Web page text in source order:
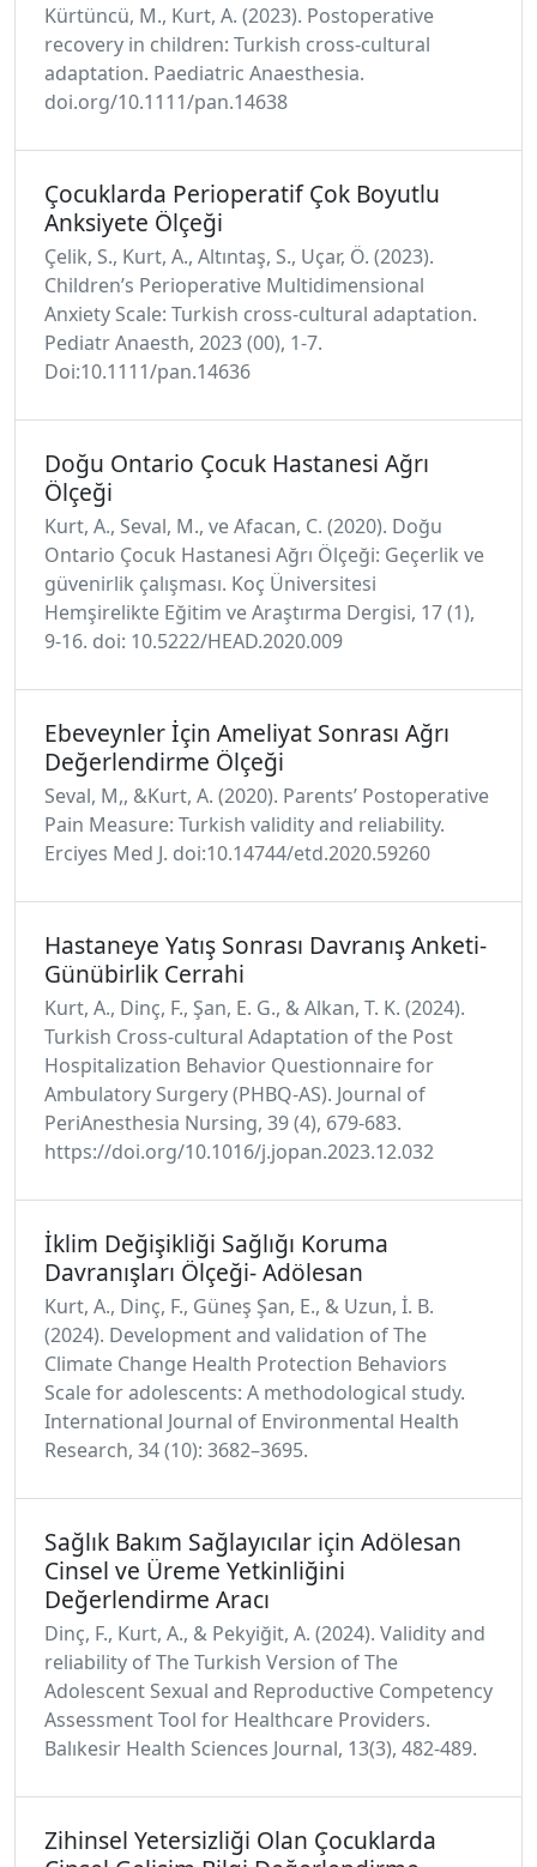
Kürtüncü, M., Kurt, A. (2023). Postoperative
recovery in children: Turkish cross-cultural
adaptation. Paediatric Anaesthesia.
doi.org/10.1111/pan.14638
Çocuklarda Perioperatif Çok Boyutlu
Anksiyete Ölçeği
Çelik, S., Kurt, A., Altıntaş, S., Uçar, Ö. (2023).
Children’s Perioperative Multidimensional
Anxiety Scale: Turkish cross-cultural adaptation.
Pediatr Anaesth, 2023 (00), 1-7.
Doi:10.1111/pan.14636
Doğu Ontario Çocuk Hastanesi Ağrı
Ölçeği
Kurt, A., Seval, M., ve Afacan, C. (2020). Doğu
Ontario Çocuk Hastanesi Ağrı Ölçeği: Geçerlik ve
güvenirlik çalışması. Koç Üniversitesi
Hemşirelikte Eğitim ve Araştırma Dergisi, 17 (1),
9-16. doi: 10.5222/HEAD.2020.009
Ebeveynler İçin Ameliyat Sonrası Ağrı
Değerlendirme Ölçeği
Seval, M,, &Kurt, A. (2020). Parents’ Postoperative
Pain Measure: Turkish validity and reliability.
Erciyes Med J. doi:10.14744/etd.2020.59260
Hastaneye Yatış Sonrası Davranış Anketi-
Günübirlik Cerrahi
Kurt, A., Dinç, F., Şan, E. G., & Alkan, T. K. (2024).
Turkish Cross-cultural Adaptation of the Post
Hospitalization Behavior Questionnaire for
Ambulatory Surgery (PHBQ-AS). Journal of
PeriAnesthesia Nursing, 39 (4), 679-683.
https://doi.org/10.1016/j.jopan.2023.12.032
İklim Değişikliği Sağlığı Koruma
Davranışları Ölçeği- Adölesan
Kurt, A., Dinç, F., Güneş Şan, E., & Uzun, İ. B.
(2024). Development and validation of The
Climate Change Health Protection Behaviors
Scale for adolescents: A methodological study.
International Journal of Environmental Health
Research, 34 (10): 3682–3695.
Sağlık Bakım Sağlayıcılar için Adölesan
Cinsel ve Üreme Yetkinliğini
Değerlendirme Aracı
Dinç, F., Kurt, A., & Pekyiğit, A. (2024). Validity and
reliability of The Turkish Version of The
Adolescent Sexual and Reproductive Competency
Assessment Tool for Healthcare Providers.
Balıkesir Health Sciences Journal, 13(3), 482-489.
Zihinsel Yetersizliği Olan Çocuklarda